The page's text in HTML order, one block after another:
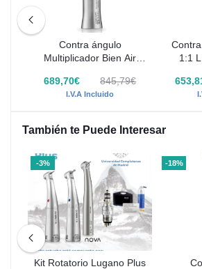
Contra ángulo
Multiplicador Bien Air
689,70€
845,79€
I.V.A Incluido
También te Puede Interesar
-3%
Kit Rotatorio Lugano Plus
-18%